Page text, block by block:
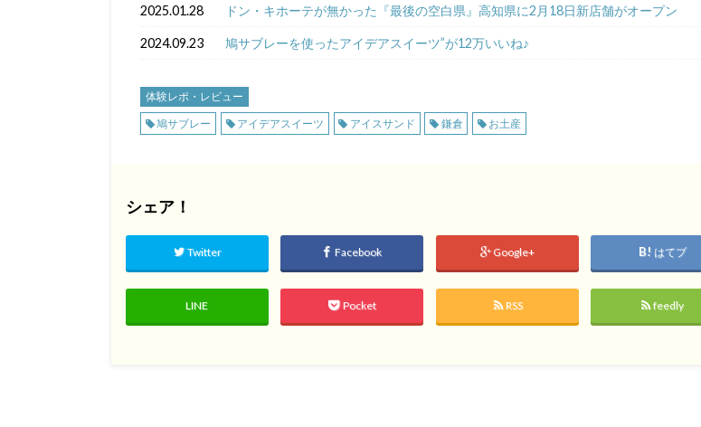
2025.01.28 ドン・キホーテが無かった『最後の空白県』高知県に2月18日新店舗がオープン
2024.09.23 鳩サブレーを使ったアイデアスイーツ”が12万いいね♪
体験レポ・レビュー
鳩サブレー
アイデアスイーツ アイスサンド 鎌倉 お土産
シェア！
Twitter Facebook Google+ はてブ
LINE Pocket RSS feedly